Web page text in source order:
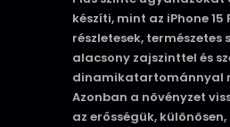
készíti, mint az iPhone 15
részletesek, természetes
alacsony zajszinttel és
dinamikatartománnyal
Azonban a növényzet
az erősségük, különösen,